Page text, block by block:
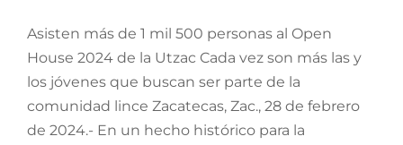
Proceso Electoral Poder Judicial
Asisten más de 1 mil 500 personas al Open
House 2024 de la Utzac Cada vez son más las y
los jóvenes que buscan ser parte de la
comunidad lince Zacatecas, Zac., 28 de febrero
de 2024.- En un hecho histórico para la